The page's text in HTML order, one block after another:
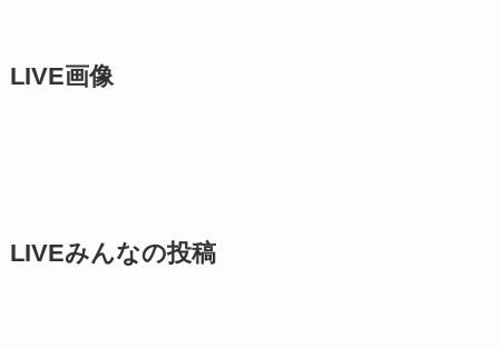
LIVE画像
LIVEみんなの投稿